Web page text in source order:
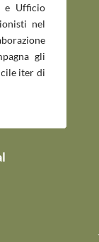
e Ufficio
nel
gli
iter di